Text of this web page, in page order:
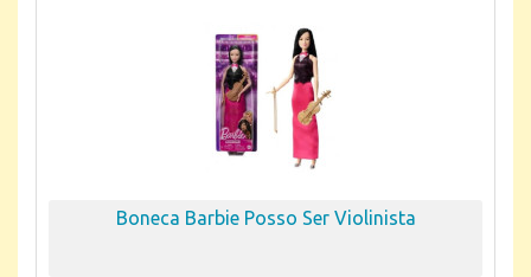
Boneca Barbie Posso Ser Violinista